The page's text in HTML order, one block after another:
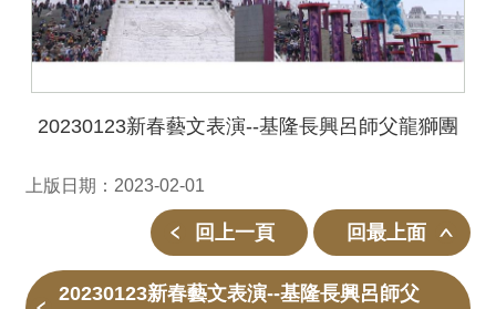
20230123新春藝文表演--基隆長興呂師父龍獅團
上版日期：2023-02-01
回上一頁 回最上面
20230123新春藝文表演--基隆長興呂師父